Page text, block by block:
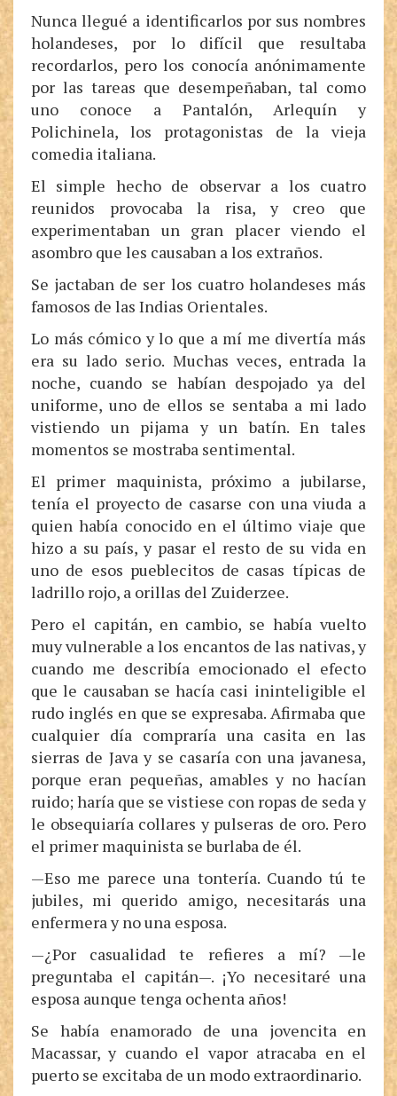
Nunca llegué a identificarlos por sus nombres
holandeses, por lo difícil que resultaba
recordarlos, pero los conocía anónimamente
por las tareas que desempeñaban, tal como
uno conoce a Pantalón, Arlequín y
Polichinela, los protagonistas de la vieja
comedia italiana.
El simple hecho de observar a los cuatro
reunidos provocaba la risa, y creo que
experimentaban un gran placer viendo el
asombro que les causaban a los extraños.
Se jactaban de ser los cuatro holandeses más
famosos de las Indias Orientales.
Lo más cómico y lo que a mí me divertía más
era su lado serio. Muchas veces, entrada la
noche, cuando se habían despojado ya del
uniforme, uno de ellos se sentaba a mi lado
vistiendo un pijama y un batín. En tales
momentos se mostraba sentimental.
El primer maquinista, próximo a jubilarse,
tenía el proyecto de casarse con una viuda a
quien había conocido en el último viaje que
hizo a su país, y pasar el resto de su vida en
uno de esos pueblecitos de casas típicas de
ladrillo rojo, a orillas del Zuiderzee.
Pero el capitán, en cambio, se había vuelto
muy vulnerable a los encantos de las nativas, y
cuando me describía emocionado el efecto
que le causaban se hacía casi ininteligible el
rudo inglés en que se expresaba. Afirmaba que
cualquier día compraría una casita en las
sierras de Java y se casaría con una javanesa,
porque eran pequeñas, amables y no hacían
ruido; haría que se vistiese con ropas de seda y
le obsequiaría collares y pulseras de oro. Pero
el primer maquinista se burlaba de él.
—Eso me parece una tontería. Cuando tú te
jubiles, mi querido amigo, necesitarás una
enfermera y no una esposa.
—¿Por casualidad te refieres a mí? —le
preguntaba el capitán—. ¡Yo necesitaré una
esposa aunque tenga ochenta años!
Se había enamorado de una jovencita en
Macassar, y cuando el vapor atracaba en el
puerto se excitaba de un modo extraordinario.